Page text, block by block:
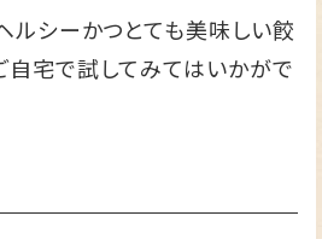
ルシーかつとても美味しい餃
自宅で試してみてはいかがで